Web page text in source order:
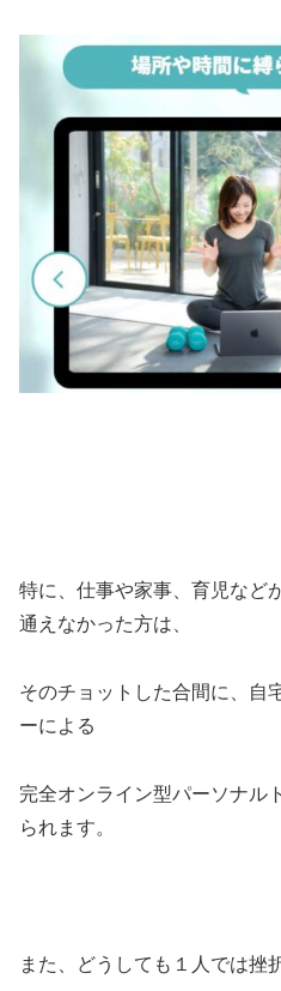
特に、仕事や家事、育児など
通えなかった方は、
そのチョットした合間に、自
ーによる
完全オンライン型パーソナル
られます。
また、どうしても１人では挫